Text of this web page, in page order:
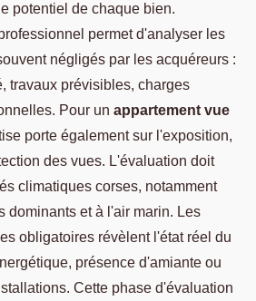
potentiel de chaque bien.
permet d'analyser les
négligés par les acquéreurs :
travaux prévisibles, charges
Pour un appartement vue
porte également sur l'exposition,
des vues. L'évaluation doit
climatiques corses, notamment
dominants et à l'air marin. Les
obligatoires révèlent l'état réel du
présence d'amiante ou
Cette phase d'évaluation